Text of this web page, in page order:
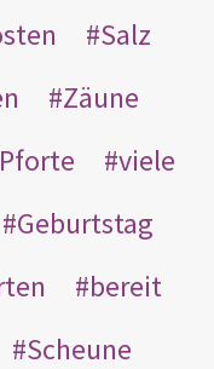
Salz
Zäune
Pforte
viele
Geburtstag
bereit
Scheune